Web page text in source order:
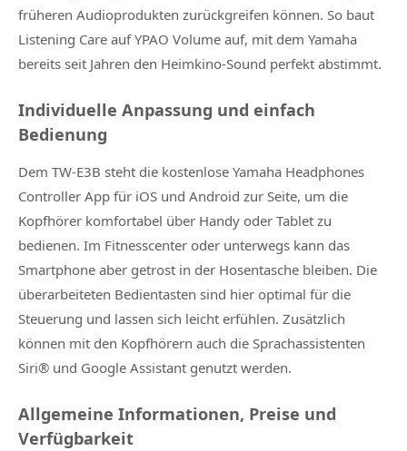
früheren Audioprodukten zurückgreifen können. So baut
Listening Care auf YPAO Volume auf, mit dem Yamaha
bereits seit Jahren den Heimkino-Sound perfekt abstimmt.
Individuelle Anpassung und einfach
Bedienung
Dem TW-E3B steht die kostenlose Yamaha Headphones
Controller App für iOS und Android zur Seite, um die
Kopfhörer komfortabel über Handy oder Tablet zu
bedienen. Im Fitnesscenter oder unterwegs kann das
Smartphone aber getrost in der Hosentasche bleiben. Die
überarbeiteten Bedientasten sind hier optimal für die
Steuerung und lassen sich leicht erfühlen. Zusätzlich
können mit den Kopfhörern auch die Sprachassistenten
Siri® und Google Assistant genutzt werden.
Allgemeine Informationen, Preise und
Verfügbarkeit